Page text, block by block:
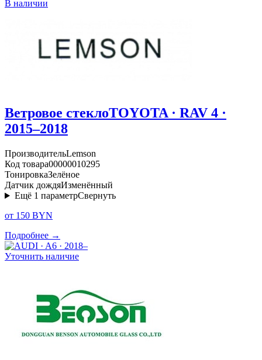
В наличии
Ветровое стеклоTOYOTA · RAV 4 ·
2015–2018
ПроизводительLemson
Код товара00000010295
ТонировкаЗелёное
Датчик дождяИзменённый
Ещё 1 параметрСвернуть
от 150 BYN
Подробнее →
Уточнить наличие